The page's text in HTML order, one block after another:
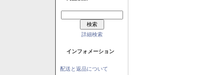
詳細検索
インフォメーション
配送と返品について